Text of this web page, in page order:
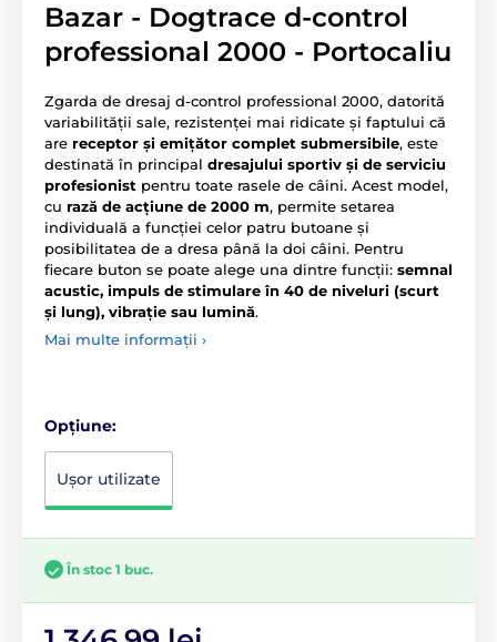
Bazar - Dogtrace d-control
professional 2000 - Portocaliu
Zgarda de dresaj d-control professional 2000, datorită
variabilității sale, rezistenței mai ridicate și faptului că
are receptor și emițător complet submersibile, este
destinată în principal dresajului sportiv și de serviciu
profesionist pentru toate rasele de câini. Acest model,
cu rază de acțiune de 2000 m, permite setarea
individuală a funcției celor patru butoane și
posibilitatea de a dresa până la doi câini. Pentru
fiecare buton se poate alege una dintre funcții: semnal
acustic, impuls de stimulare în 40 de niveluri (scurt
și lung), vibrație sau lumină.
Mai multe informații ›
Opțiune:
Ușor utilizate
În stoc 1 buc.